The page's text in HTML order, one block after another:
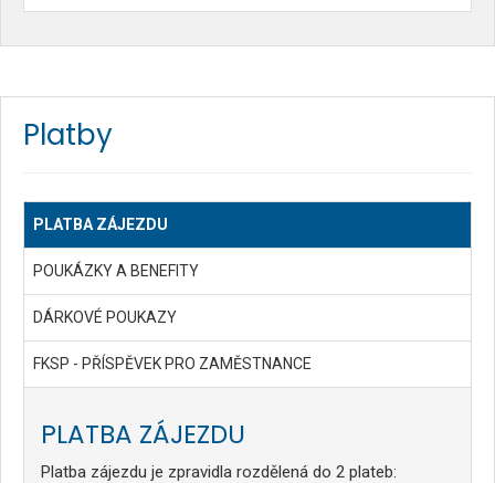
Platby
PLATBA ZÁJEZDU
POUKÁZKY A BENEFITY
DÁRKOVÉ POUKAZY
FKSP - PŘÍSPĚVEK PRO ZAMĚSTNANCE
PLATBA ZÁJEZDU
Platba zájezdu je zpravidla rozdělená do 2 plateb: